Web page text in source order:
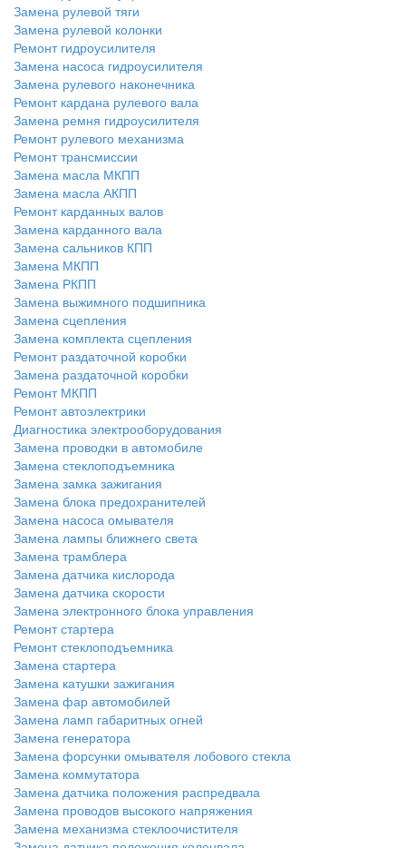
Замена рулевой тяги
Замена рулевой колонки
Ремонт гидроусилителя
Замена насоса гидроусилителя
Замена рулевого наконечника
Ремонт кардана рулевого вала
Замена ремня гидроусилителя
Ремонт рулевого механизма
Ремонт трансмиссии
Замена масла МКПП
Замена масла АКПП
Ремонт карданных валов
Замена карданного вала
Замена сальников КПП
Замена МКПП
Замена РКПП
Замена выжимного подшипника
Замена сцепления
Замена комплекта сцепления
Ремонт раздаточной коробки
Замена раздаточной коробки
Ремонт МКПП
Ремонт автоэлектрики
Диагностика электрооборудования
Замена проводки в автомобиле
Замена стеклоподъемника
Замена замка зажигания
Замена блока предохранителей
Замена насоса омывателя
Замена лампы ближнего света
Замена трамблера
Замена датчика кислорода
Замена датчика скорости
Замена электронного блока управления
Ремонт стартера
Ремонт стеклоподъемника
Замена стартера
Замена катушки зажигания
Замена фар автомобилей
Замена ламп габаритных огней
Замена генератора
Замена форсунки омывателя лобового стекла
Замена коммутатора
Замена датчика положения распредвала
Замена проводов высокого напряжения
Замена механизма стеклоочистителя